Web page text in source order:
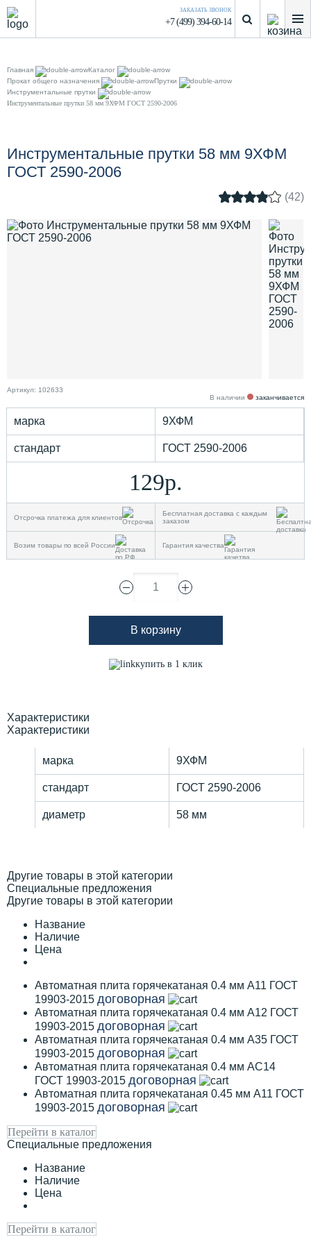
ЗАКАЗАТЬ ЗВОНОК
+7 (499) 394-60-14
Главная
Каталог
Прокат общего назначения
Прутки
Инструментальные прутки
Инструментальные прутки 58 мм 9ХФМ ГОСТ 2590-2006
Инструментальные прутки 58 мм 9ХФМ
ГОСТ 2590-2006
(42)
Артикул: 102633
В наличии
заканчивается
марка 9ХФМ
стандарт ГОСТ 2590-2006
129р.
Отсрочка платежа для клиентов
Бесплатная доставка с каждым
заказом
Возим товары по всей России Гарантия качества
1
В корзину
купить в 1 клик
Характеристики
Характеристики
марка 9ХФМ
стандарт ГОСТ 2590-2006
диаметр 58 мм
Другие товары в этой категории
Специальные предложения
Другие товары в этой категории
Название
Наличие
Цена
Автоматная плита горячекатаная 0.4 мм А11 ГОСТ
19903-2015 договорная
Автоматная плита горячекатаная 0.4 мм А12 ГОСТ
19903-2015 договорная
Автоматная плита горячекатаная 0.4 мм А35 ГОСТ
19903-2015 договорная
Автоматная плита горячекатаная 0.4 мм АС14
ГОСТ 19903-2015 договорная
Автоматная плита горячекатаная 0.45 мм А11 ГОСТ
19903-2015 договорная
Перейти в каталог
Специальные предложения
Название
Наличие
Цена
Перейти в каталог